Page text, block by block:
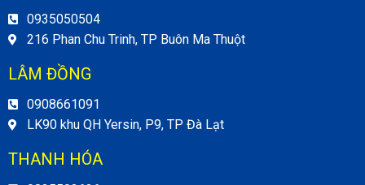
0935050504
216 Phan Chu Trinh, TP Buôn Ma Thuột
LÂM ĐỒNG
0908661091
LK90 khu QH Yersin, P9, TP Đà Lạt
THANH HÓA